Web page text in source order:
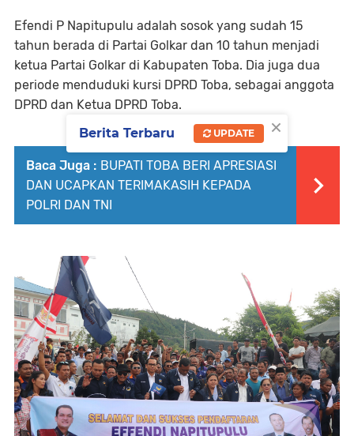
Efendi P Napitupulu adalah sosok yang sudah 15
tahun berada di Partai Golkar dan 10 tahun menjadi
ketua Partai Golkar di Kabupaten Toba. Dia juga dua
periode menduduki kursi DPRD Toba, sebagai anggota
DPRD dan Ketua DPRD Toba.
Baca Juga : BUPATI TOBA BERI APRESIASI
DAN UCAPKAN TERIMAKASIH KEPADA
POLRI DAN TNI
×
Berita Terbaru UPDATE